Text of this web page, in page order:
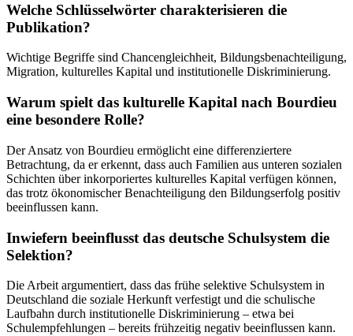
Welche Schlüsselwörter charakterisieren die
Publikation?
Wichtige Begriffe sind Chancengleichheit, Bildungsbenachteiligung,
Migration, kulturelles Kapital und institutionelle Diskriminierung.
Warum spielt das kulturelle Kapital nach Bourdieu
eine besondere Rolle?
Der Ansatz von Bourdieu ermöglicht eine differenziertere
Betrachtung, da er erkennt, dass auch Familien aus unteren sozialen
Schichten über inkorporiertes kulturelles Kapital verfügen können,
das trotz ökonomischer Benachteiligung den Bildungserfolg positiv
beeinflussen kann.
Inwiefern beeinflusst das deutsche Schulsystem die
Selektion?
Die Arbeit argumentiert, dass das frühe selektive Schulsystem in
Deutschland die soziale Herkunft verfestigt und die schulische
Laufbahn durch institutionelle Diskriminierung – etwa bei
Schulempfehlungen – bereits frühzeitig negativ beeinflussen kann.